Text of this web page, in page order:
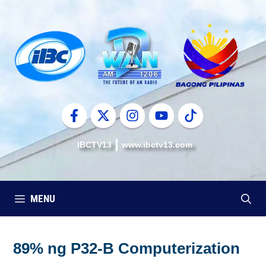
content
IBCTV13 www.ibctv13.com
MENU
89% ng P32-B Computerization